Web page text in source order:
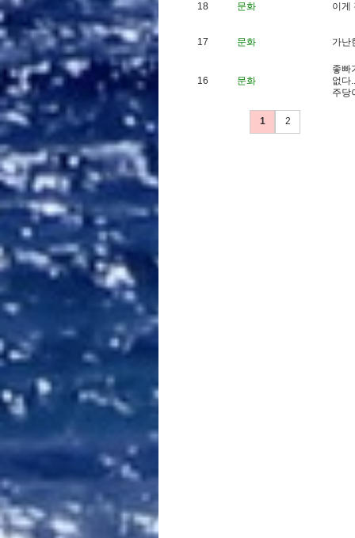
18 문화 이 게
17 문화 가난
16 문화
좋빠
없다..
주당
1 2